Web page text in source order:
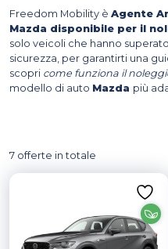
Freedom Mobility è Agente
Mazda disponibile per il
solo veicoli che hanno
sicurezza, per garantirti una
scopri come funziona il
modello di auto Mazda più
7 offerte in totale